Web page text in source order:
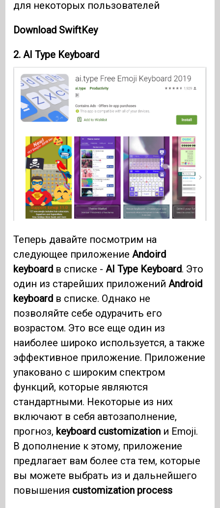
для некоторых пользователей
Download SwiftKey
2. AI Type Keyboard
Теперь давайте посмотрим на
следующее приложениеAndoird
keyboard в списке -AI Type Keyboard. Это
один из старейших приложенийAndroid
keyboard в списке. Однако не
позволяйте себе одурачить его
возрастом. Это все еще один из
наиболее широко используется, а также
эффективное приложение. Приложение
упаковано с широким спектром
функций, которые являются
стандартными. Некоторые из них
включают в себя автозаполнение,
прогноз, keyboard customization и Emoji.
В дополнение к этому, приложение
предлагает вам более ста тем, которые
вы можете выбрать из и дальнейшего
повышения customization process